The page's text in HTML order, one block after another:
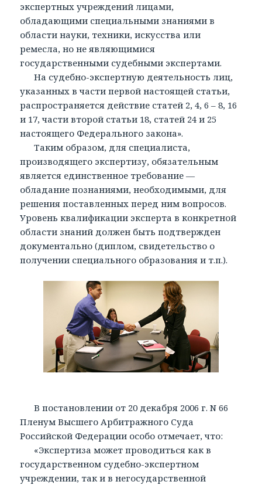
экспертных учреждений лицами,
обладающими специальными знаниями в
области науки, техники, искусства или
ремесла, но не являющимися
государственными судебными экспертами.
На судебно-экспертную деятельность лиц,
указанных в части первой настоящей статьи,
распространяется действие статей 2, 4, 6 – 8, 16
и 17, части второй статьи 18, статей 24 и 25
настоящего Федерального закона».
Таким образом, для специалиста,
производящего экспертизу, обязательным
является единственное требование —
обладание познаниями, необходимыми, для
решения поставленных перед ним вопросов.
Уровень квалификации эксперта в конкретной
области знаний должен быть подтвержден
документально (диплом, свидетельство о
получении специального образования и т.п.).
В постановлении от 20 декабря 2006 г. N 66
Пленум Высшего Арбитражного Суда
Российской Федерации особо отмечает, что:
«Экспертиза может проводиться как в
государственном судебно-экспертном
учреждении, так и в негосударственной